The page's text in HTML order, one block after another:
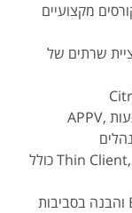
מקצועיים
שרתים של
פיתוח תשתית לאפליקציות וירטואליות באמצעות APPV,
ניהול תחנות קצה פיזיות ורזות Thin Client, Zero Client כולל
היכרות עם מערכות תקשורת כולל Ethernet והבנה בסביבות